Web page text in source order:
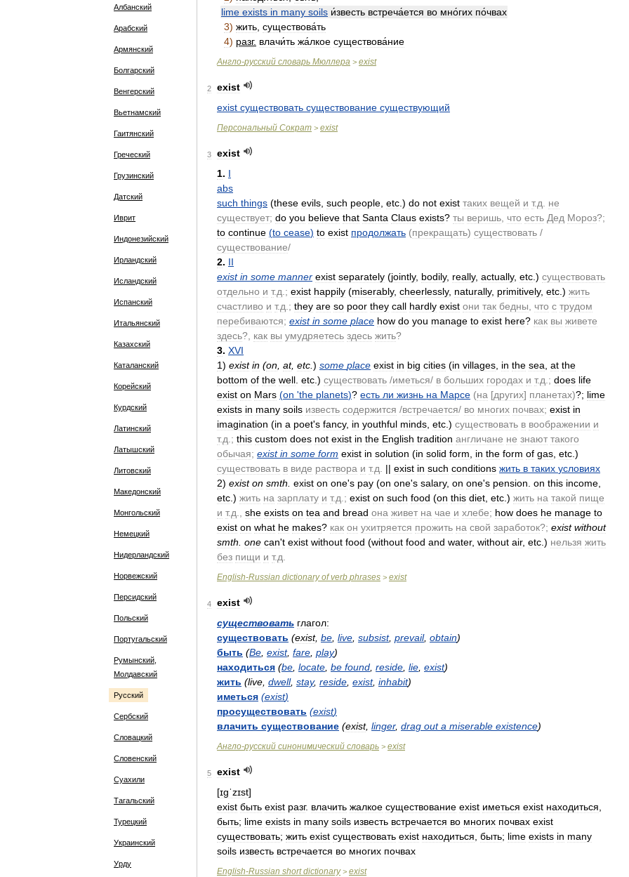
Албанский
Арабский
Армянский
Болгарский
Венгерский
Вьетнамский
Гаитянский
Греческий
Грузинский
Датский
Иврит
Индонезийский
Ирландский
Исландский
Испанский
Итальянский
Казахский
Каталанский
Корейский
Курдский
Латинский
Латышский
Литовский
Македонский
Монгольский
Немецкий
Нидерландский
Норвежский
Персидский
Польский
Португальский
Румынский,
Молдавский
Русский
Сербский
Словацкий
Словенский
Суахили
Тагальский
Турецкий
Украинский
Урду
lime exists in many soils и́звесть встреча́ется во мно́гих по́чвах
3) жить существова́ть
4) разг. влачи́ть жа́лкое существова́ние
Англо-русский словарь Мюллера > exist
2
exist
exist существовать существование существующий
Персональный Сократ > exist
3
exist
1. I
abs
such things (these evils such people etc .) do not exist таких вещей и т.д
не
существует; do you believe that Santa Claus exists? ты веришь что есть Дед Мороз?;
to continue (to cease) to exist продолжать (прекращать) существовать /
существование/
2. II
exist in some manner exist separately (jointly, bodily, really, actually, etc .) существовать
отдельно и т.д .; exist happily (miserably, cheerlessly, naturally, primitively, etc .) жить
счастливо и т.д .; they are so poor they call hardly exist они так бедны что с трудом
перебиваются; exist in some place how do you manage to exist here? как вы живете
здесь?, как вы умудряетесь здесь жить?
3. XVI
1) exist in (on at, etc ) some place exist in big cities (in villages in the sea at the
bottom of the well etc .) существовать /иметься/ в больших городах и т.д .; does life
exist on Mars (on 'the planets)? есть ли жизнь на Марсе (на [других] планетах)?; lime
exists in many soils известь содержится /встречается/ во многих почвах; exist in
imagination (in a poet's fancy, in youthful minds etc .) существовать в воображении и
т.д .; this custom does not exist in the English tradition англичане не знают такого
обычая; exist in some form exist in solution (in solid form in the form of gas etc .)
существовать в виде раствора и т.д || exist in such conditions жить в таких условиях
2) exist on smth exist on one's pay (on one's salary, on one's pension on this income
etc .) жить на зарплату и т.д .; exist on such food (on this diet etc .) жить на такой пище
и т.д she exists on tea and bread она живет на чае и хлебе; how does he manage to
exist on what he makes? как он ухитряется прожить на свой заработок?; exist without
smth one can't exist without food (without food and water, without air, etc .) нельзя жить
без пищи и т.д
English-Russian dictionary of verb phrases > exist
4
exist
существовать глагол:
существовать (exist, be live subsist, prevail, obtain)
быть (Be exist, fare play)
находиться (be locate be found reside lie exist)
жить (live dwell, stay, reside exist, inhabit)
иметься (exist)
просуществовать (exist)
влачить существование (exist, linger, drag out a miserable existence)
Англо-русский синонимический словарь > exist
5
exist
[ɪɡˈzɪst]
exist быть exist разг. влачить жалкое существование exist иметься exist находиться
быть; lime exists in many soils известь встречается во многих почвах exist
существовать; жить exist существовать exist находиться быть; lime exists in many
soils известь встречается во многих почвах
English-Russian short dictionary> exist